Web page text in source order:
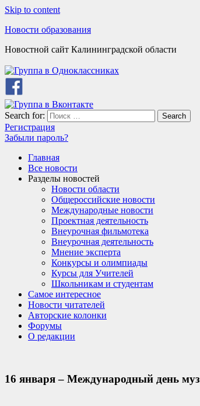
Skip to content
Новости образования
Новостной сайт Калининградской области
Search for: Search
Регистрация
Забыли пароль?
Главная
Все новости
Разделы новостей
Новости области
Общероссийские новости
Международные новости
Проектная деятельность
Внеурочная фильмотека
Внеурочная деятельность
Мнение эксперта
Конкурсы и олимпиады
Курсы для Учителей
Школьникам и студентам
Самое интересное
Новости читателей
Авторские колонки
Форумы
О редакции
16 января – Международный день